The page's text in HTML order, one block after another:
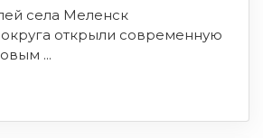
села Меленск
открыли современную
...